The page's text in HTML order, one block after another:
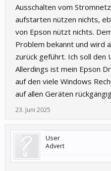
Ausschalten vom
aufstarten nützen nichts,
von Epson nützt nichts.
Problem bekannt und wird
zurück geführt. Ich soll den
Allerdings ist mein Epson
auf den viele Windows
auf allen Geräten
23. Juni 2025
User
Advert